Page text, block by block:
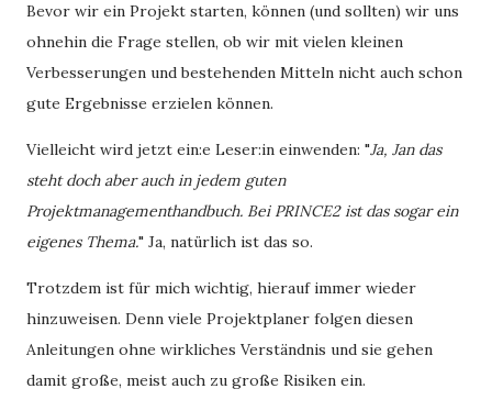
Bevor wir ein Projekt starten, können (und sollten) wir uns
ohnehin die Frage stellen, ob wir mit vielen kleinen
Verbesserungen und bestehenden Mitteln nicht auch schon
gute Ergebnisse erzielen können.
Vielleicht wird jetzt ein:e Leser:in einwenden: "Ja, Jan das
steht doch aber auch in jedem guten
Projektmanagementhandbuch. Bei PRINCE2 ist das sogar ein
eigenes Thema." Ja, natürlich ist das so.
Trotzdem ist für mich wichtig, hierauf immer wieder
hinzuweisen. Denn viele Projektplaner folgen diesen
Anleitungen ohne wirkliches Verständnis und sie gehen
damit große, meist auch zu große Risiken ein.